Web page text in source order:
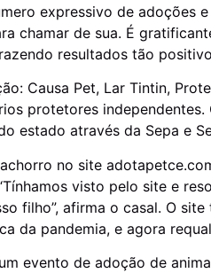
expressivo de adoções
chamar de sua. É
resultados tão
Causa Pet, Lar Tintin,
protetores independentes.
estado através da Sepa e
no site
visto pelo site e
filho”, afirma o casal. O
da pandemia, e agora
evento de adoção de